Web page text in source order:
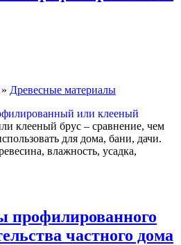
» Древесные материалы
клееный брус – сравнение, чем
для дома, бани, дачи.
влажность, усадка,
частного дома